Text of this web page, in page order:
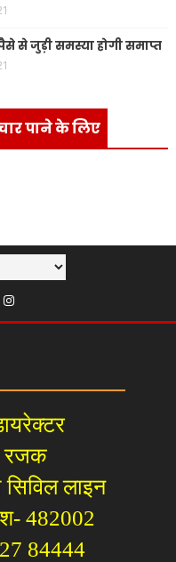
से जुड़ी समस्या होगी समाप्त
पाने के लिए
रजक
लाइन
482002
84444